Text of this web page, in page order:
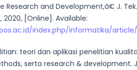
Research and Development,â€ J.
2020, [Online]. Available:
index.php/informatika/
teori dan aplikasi penelitian
serta research & development.